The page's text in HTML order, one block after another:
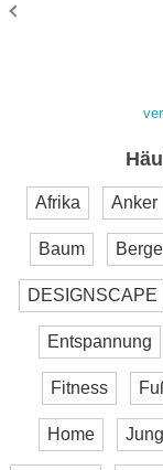
Afrika Anker
Baum Berge
DESIGNSCAPE
Entspannung
Fitness
Home